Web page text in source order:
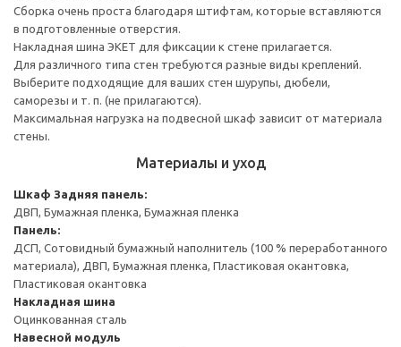
Сборка очень проста благодаря штифтам, которые вставляются
в подготовленные отверстия.
Накладная шина ЭКЕТ для фиксации к стене прилагается.
Для различного типа стен требуются разные виды креплений.
Выберите подходящие для ваших стен шурупы, дюбели,
саморезы и т. п. (не прилагаются).
Максимальная нагрузка на подвесной шкаф зависит от материала
стены.
Материалы и уход
Шкаф Задняя панель:
ДВП, Бумажная пленка, Бумажная пленка
Панель:
ДСП, Сотовидный бумажный наполнитель (100 % переработанного
материала), ДВП, Бумажная пленка, Пластиковая окантовка,
Пластиковая окантовка
Накладная шина
Оцинкованная сталь
Навесной модуль